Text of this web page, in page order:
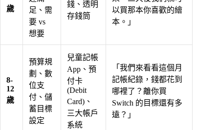
歲
足、需
要 vs
想要
錢、透明
存錢筒
以買那本你喜歡的繪
本。」
8-
12
歲
預算規
劃、數
位支
付、儲
蓄目標
設定
兒童記帳
App、預
付卡
(Debit
Card)、
三大帳戶
系統
「我們來看看這個月
記帳紀錄，錢都花到
哪裡了？離你買
Switch 的目標還有多
遠？」